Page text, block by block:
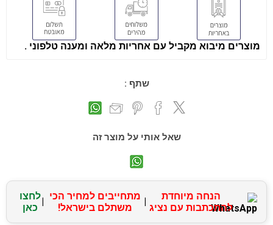
מוצרים מיבוא מקביל עם אחריות מלאה ומענה טלפוני .
שתף :
שאל אותי על מוצר זה
הנחה מיוחדת
להתכתבות עם נציג
מתחייבים למחיר הכי
משתלם בישראל!
לחצו
כאן